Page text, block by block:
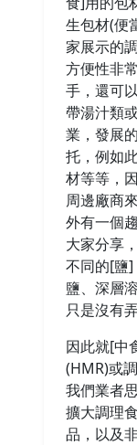
生包材(便
家展示的
方便性非
手，還可
帶湯汁類
業，發展
托，例如
材等等，
周邊廠商
外有一個
大家分享
不同的[鹽
鹽、深層
只是沒有
因此就[中
(HMR)或
我們業者
擴大調理
品，以及